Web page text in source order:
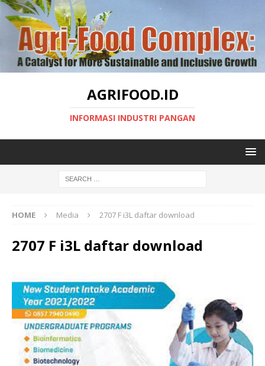
AGRIFOOD.ID
INFORMASI INDUSTRI PANGAN
HOME Media 2707 F i3L daftar download
2707 F i3L daftar download